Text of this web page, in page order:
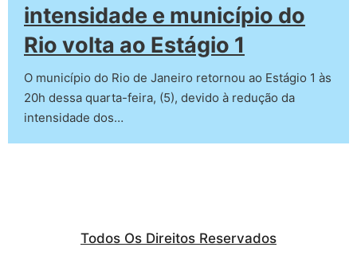
intensidade e município do
Rio volta ao Estágio 1
O município do Rio de Janeiro retornou ao Estágio 1 às
20h dessa quarta-feira, (5), devido à redução da
intensidade dos…
Todos Os Direitos Reservados